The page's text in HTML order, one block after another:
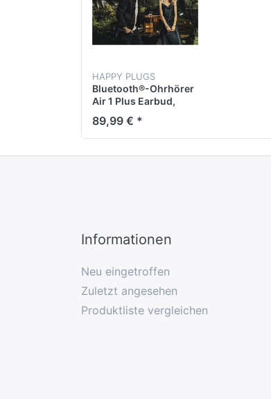
HAPPY PLUGS
Bluetooth®-Ohrhörer
Air 1 Plus Earbud,
Schwarz
89,99 € *
Informationen
Neu eingetroffen
Zuletzt angesehen
Produktliste vergleichen